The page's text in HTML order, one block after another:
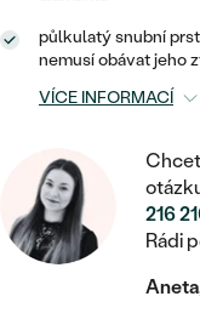
RUČNĚ RYTÉ
S VÝPLNÍ
DLE CENY
CENOVĚ
ZAČÍT S
ZAČÍT S
DLE DRAHOKAMU
DIAMANT
LAB-
DĚTSKÉ
BROŽE
DOPLŇKY
DLE MATERIÁLU
PIERCING
S DIAMANTY
S
MEDAILONKY
ŘETÍZKY
VE TVARU
SE ZVÍŘATY
DLE DRAHOKAMU
STATEMENT
DLE DRAHOKAMU
půlkulatý snubní
nemusí obávat jeho
VÍCE INFORMACÍ
216
Rádi